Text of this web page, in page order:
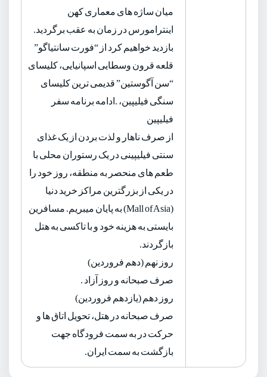
میان ساژه های معماری کهن
اینترامورس در زمان به عقب برگردید.
بازدید خواهیم کرد از “فورت سانتیاگو”
قلعه قرون وسطایی اسپانیایی، کلیسای
“سن آگوستین” قدیمی ترین کلیسای
سنگی فیلیپین، .ادامه برنامه سفر
فیلیپین
از صرف ناهار و لذت بردن از یک غذای
سنتی فیلیپینی در یک رستوران محلی با
طعم های منحصر به منطقه، روز خود را
در یکی از بزرگترین مراکز خرید دنیا
(Mall of Asia) به پایان میبریم. مسافرین
بایستی به هزینه خود و با تاکسی به هتل
بازگردند.
روز نهم (دهم فروردین)
صرف صبحانه و روز آزاد .
روز دهم (یازدهم فروردین)
صرف صبحانه در هتل، تحویل اتاق ها و
حرکت در به سمت فرودگاه جهت
بازگشت به سمت ایران.